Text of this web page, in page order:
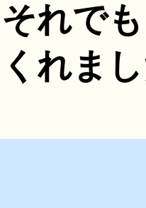
れで
れま